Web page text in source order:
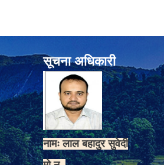
सूचना अधिकारी
नामः लाल बहादुर सुवेदी